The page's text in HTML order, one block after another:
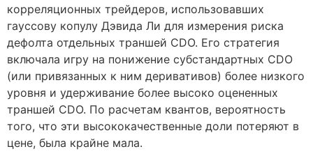
корреляционных трейдеров, использовавших
гауссову копулу Дэвида Ли для измерения риска
дефолта отдельных траншей CDO. Его стратегия
включала игру на понижение субстандартных CDO
(или привязанных к ним деривативов) более низкого
уровня и удерживание более высоко оцененных
траншей CDO. По расчетам квантов, вероятность
того, что эти высококачественные доли потеряют в
цене, была крайне мала.